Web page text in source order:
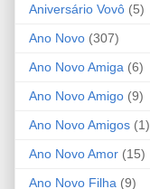
Aniversário Vovô (5)
Ano Novo (307)
Ano Novo Amiga (6)
Ano Novo Amigo (9)
Ano Novo Amigos (1)
Ano Novo Amor (15)
Ano Novo Filha (9)